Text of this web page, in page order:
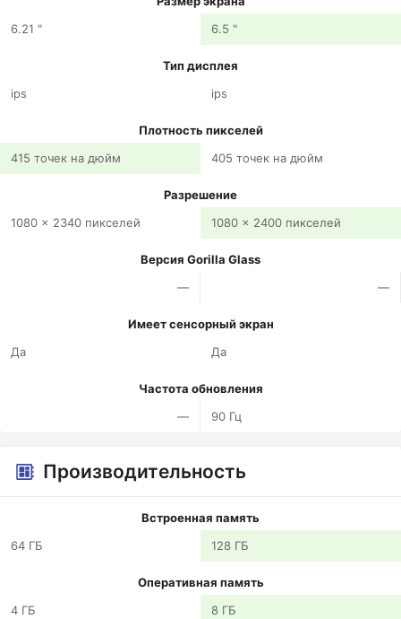
6.21 "
6.5 "
Тип дисплея
ips
ips
Плотность пикселей
415 точек на дюйм
405 точек на дюйм
Разрешение
1080 x 2340 пикселей
1080 x 2400 пикселей
Версия Gorilla Glass
—
—
Имеет сенсорный экран
Да
Да
Частота обновления
—
90 Гц
Производительность
Встроенная память
64 ГБ
128 ГБ
Оперативная память
4 ГБ
8 ГБ